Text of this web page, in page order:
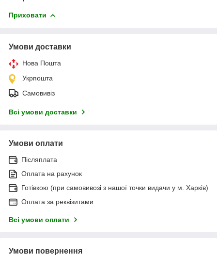
Приховати
Умови доставки
Нова Пошта
Укрпошта
Самовивіз
Всі умови доставки
Умови оплати
Післяплата
Оплата на рахунок
Готівкою (при самовивозі з нашої точки видачи у м. Харків)
Оплата за реквізитами
Всі умови оплати
Умови повернення